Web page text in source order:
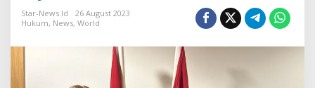
n
n
t
a
Star-News.id
26 August 2023
Hukum, News, World